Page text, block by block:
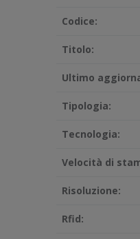
Codice:
Titolo:
Ultimo
Tipologia:
Tecnologia:
Velocità di
Risoluzione:
Rfid: